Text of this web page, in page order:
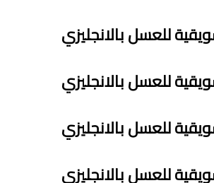
للعسل بالانجليزي
للعسل بالانجليزي
للعسل بالانجليزي
للعسل بالانجليزي